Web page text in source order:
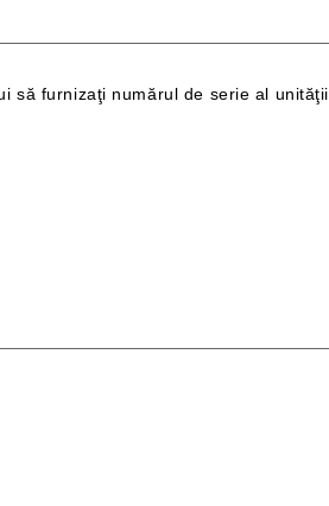
să furnizaţi numărul de serie al unităţii